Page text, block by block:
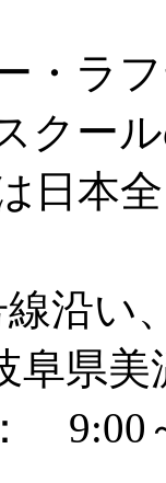
・ラ
クー
日本
線沿
阜県
9:00